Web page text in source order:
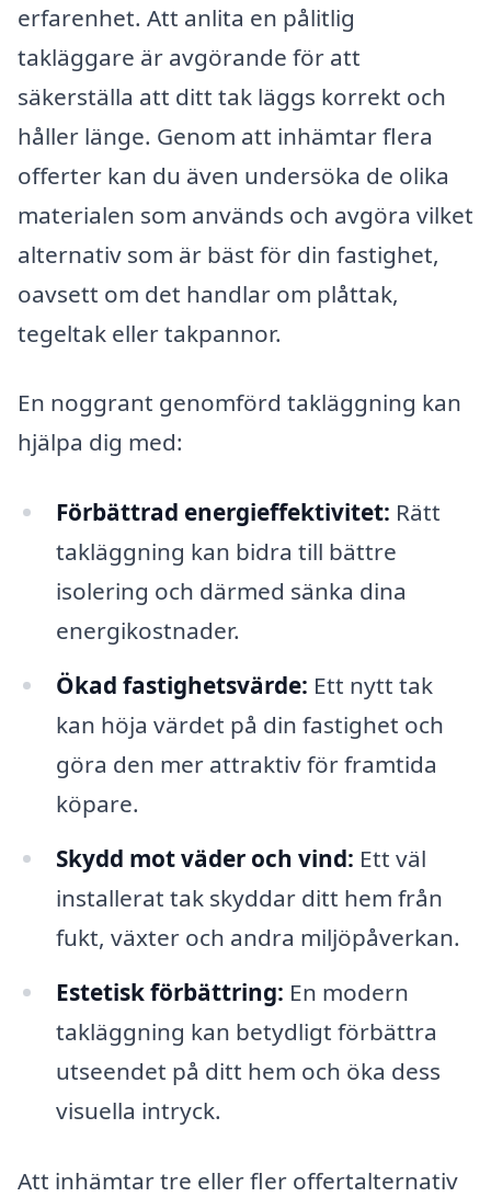
erfarenhet. Att anlita en pålitlig
takläggare är avgörande för att
säkerställa att ditt tak läggs korrekt och
håller länge. Genom att inhämtar flera
offerter kan du även undersöka de olika
materialen som används och avgöra vilket
alternativ som är bäst för din fastighet,
oavsett om det handlar om plåttak,
tegeltak eller takpannor.
En noggrant genomförd takläggning kan
hjälpa dig med:
Förbättrad energieffektivitet: Rätt
takläggning kan bidra till bättre
isolering och därmed sänka dina
energikostnader.
Ökad fastighetsvärde: Ett nytt tak
kan höja värdet på din fastighet och
göra den mer attraktiv för framtida
köpare.
Skydd mot väder och vind: Ett väl
installerat tak skyddar ditt hem från
fukt, växter och andra miljöpåverkan.
Estetisk förbättring: En modern
takläggning kan betydligt förbättra
utseendet på ditt hem och öka dess
visuella intryck.
Att inhämtar tre eller fler offertalternativ